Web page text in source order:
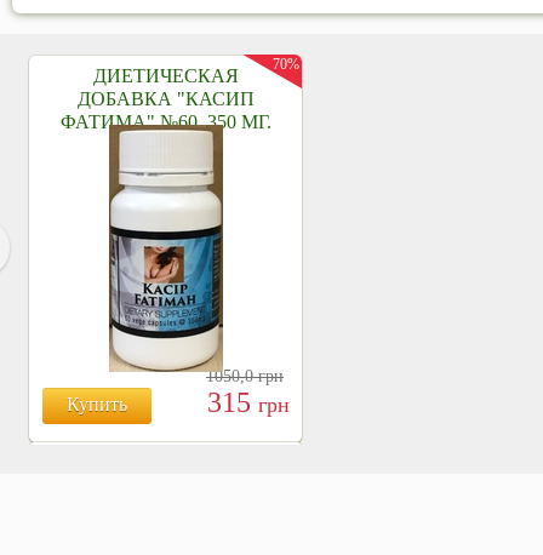
ДИЕТИЧЕСКАЯ
ДОБАВКА "КАСИП
ФАТИМА" №60, 350 МГ.
Купить
1050,0грн
315 грн
70%